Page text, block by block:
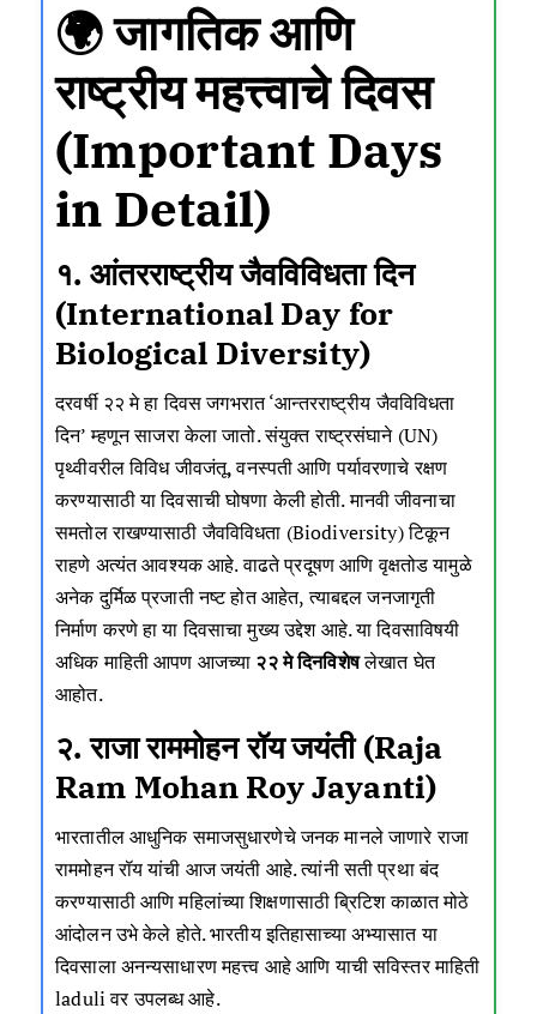
🌍 जागतिक आणि
राष्ट्रीय महत्त्वाचे दिवस
(Important Days
in Detail)
१. आंतरराष्ट्रीय जैवविविधता दिन
(International Day for
Biological Diversity)
दरवर्षी २२ मे हा दिवस जगभरात ‘आन्तरराष्ट्रीय जैवविविधता
दिन’ म्हणून साजरा केला जातो. संयुक्त राष्ट्रसंघाने (UN)
पृथ्वीवरील विविध जीवजंतू, वनस्पती आणि पर्यावरणाचे रक्षण
करण्यासाठी या दिवसाची घोषणा केली होती. मानवी जीवनाचा
समतोल राखण्यासाठी जैवविविधता (Biodiversity) टिकून
राहणे अत्यंत आवश्यक आहे. वाढते प्रदूषण आणि वृक्षतोड यामुळे
अनेक दुर्मिळ प्रजाती नष्ट होत आहेत, त्याबद्दल जनजागृती
निर्माण करणे हा या दिवसाचा मुख्य उद्देश आहे. या दिवसाविषयी
अधिक माहिती आपण आजच्या २२ मे दिनविशेषलेखात घेत
आहोत.
२. राजा राममोहन रॉय जयंती (Raja
Ram Mohan Roy Jayanti)
भारतातील आधुनिक समाजसुधारणेचे जनक मानले जाणारे राजा
राममोहन रॉय यांची आज जयंती आहे. त्यांनी सती प्रथा बंद
करण्यासाठी आणि महिलांच्या शिक्षणासाठी ब्रिटिश काळात मोठे
आंदोलन उभे केले होते. भारतीय इतिहासाच्या अभ्यासात या
दिवसाला अनन्यसाधारण महत्त्व आहे आणि याची सविस्तर माहिती
laduliवर उपलब्ध आहे.